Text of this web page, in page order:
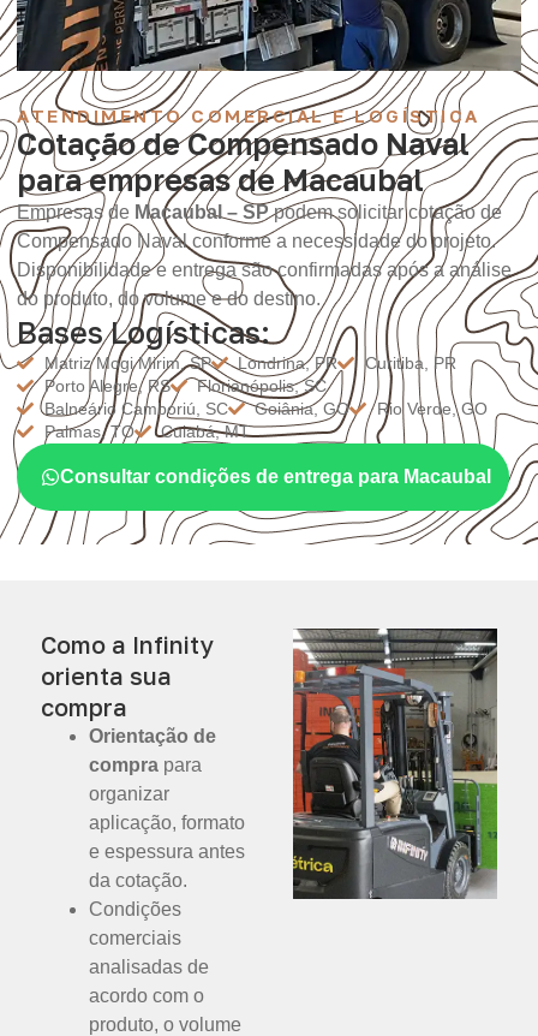
ATENDIMENTO COMERCIAL E LOGÍSTICA
Cotação de Compensado Naval
para empresas de Macaubal
Empresas de Macaubal – SPpodem solicitar cotação de
Compensado Naval conforme a necessidade do projeto.
Disponibilidade e entrega são confirmadas após a análise
do produto, do volume e do destino.
Bases Logísticas:
Matriz Mogi Mirim, SP Londrina, PR
Curitiba, PR
Porto Alegre, RS
Florianópolis, SC
Balneário Camboriú, SC
Goiânia, GO
Rio Verde, GO
Palmas, TO
Cuiabá, MT
Consultar condições de entrega para Macaubal
Como a Infinity
orienta sua
compra
Orientação de
compra para
organizar
aplicação, formato
e espessura antes
da cotação.
Condições
comerciais
analisadas de
acordo com o
produto, o volume